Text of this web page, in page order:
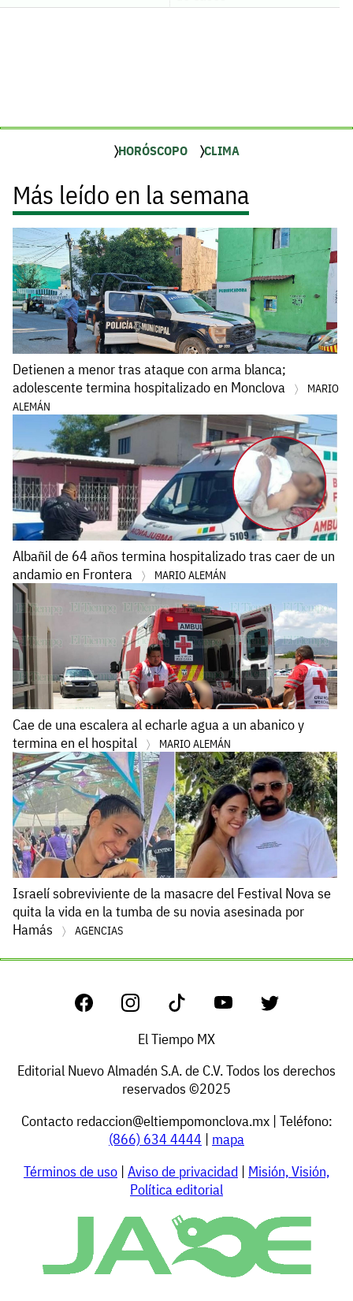
HORÓSCOPO CLIMA
Más leído en la semana
Detienen a menor tras ataque con arma blanca;
adolescente termina hospitalizado en Monclova
MARIO
ALEMÁN
Albañil de 64 años termina hospitalizado tras caer de un
andamio en Frontera
MARIO ALEMÁN
Cae de una escalera al echarle agua a un abanico y
termina en el hospital
MARIO ALEMÁN
Israelí sobreviviente de la masacre del Festival Nova se
quita la vida en la tumba de su novia asesinada por
Hamás
AGENCIAS
El Tiempo MX
Editorial Nuevo Almadén S.A. de C.V. Todos los derechos
reservados ©2025
Contacto redaccion@eltiempomonclova.mx| Teléfono:
(866) 634 4444 | mapa
Términos de uso | Aviso de privacidad | Misión, Visión,
Política editorial